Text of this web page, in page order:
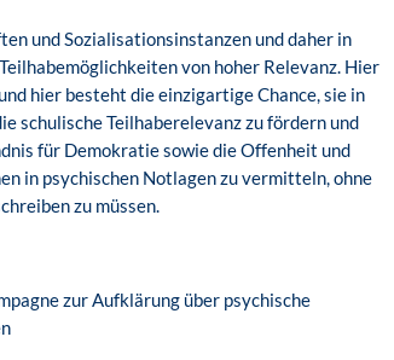
und Sozialisationsinstanzen und daher in
von hoher Relevanz. Hier
hier besteht die einzigartige Chance, sie in
schulische Teilhaberelevanz zu fördern und
für Demokratie sowie die Offenheit und
in psychischen Notlagen zu vermitteln, ohne
zu müssen.
zur Aufklärung über psychische